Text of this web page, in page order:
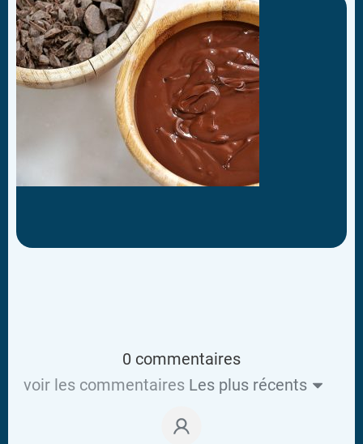
0 commentaires
voir les commentaires Les plus récents